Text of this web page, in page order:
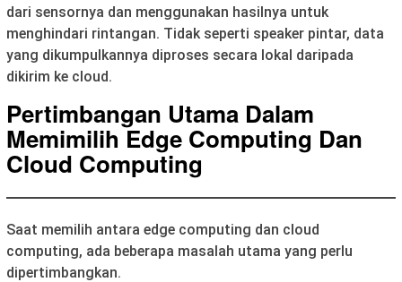
dari sensornya dan menggunakan hasilnya untuk
menghindari rintangan. Tidak seperti speaker pintar, data
yang dikumpulkannya diproses secara lokal daripada
dikirim ke cloud.
Pertimbangan Utama Dalam
Memimilih Edge Computing Dan
Cloud Computing
Saat memilih antara edge computing dan cloud
computing, ada beberapa masalah utama yang perlu
dipertimbangkan.